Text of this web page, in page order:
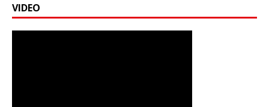
VIDEO